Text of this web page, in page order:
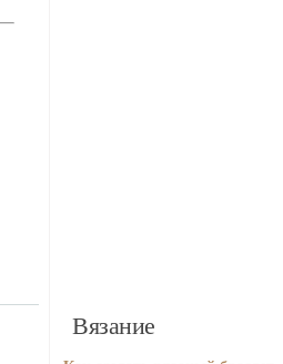
Вязание